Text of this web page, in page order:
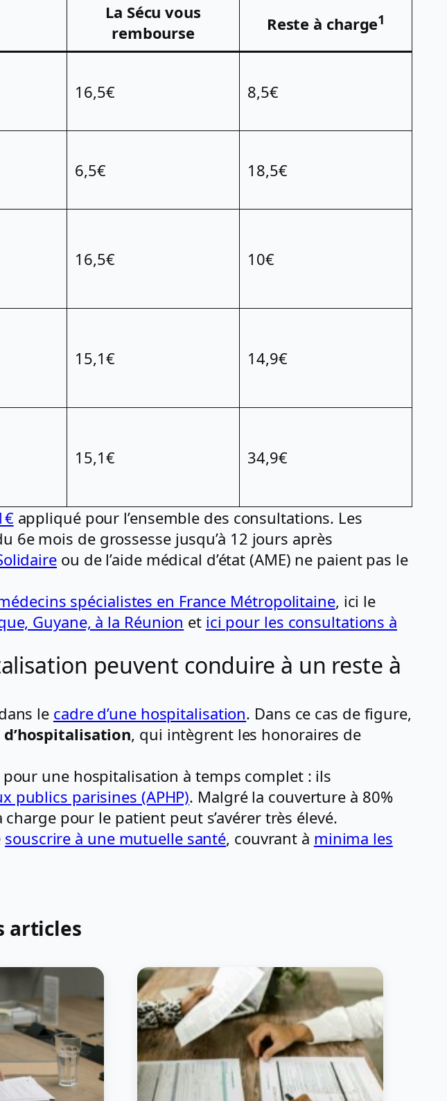
La Sécu vous
rembourse
Reste à charge1
16,5€ 8,5€
6,5€ 18,5€
16,5€ 10€
15,1€ 14,9€
15,1€ 34,9€
appliqué pour l’ensemble des consultations. Les
6e mois de grossesse jusqu’à 12 jours après
ou de l’aide médical d’état (AME) ne paient pas le
spécialistes en France Métropolitaine, ici le
Guyane, à la Réunion et ici pour les consultations à
peuvent conduire à un reste à
le cadre d’une hospitalisation. Dans ce cas de figure,
, qui intègrent les honoraires de
une hospitalisation à temps complet : ils
publics parisines (APHP). Malgré la couverture à 80%
pour le patient peut s’avérer très élevé.
souscrire à une mutuelle santé, couvrant à minima les
articles